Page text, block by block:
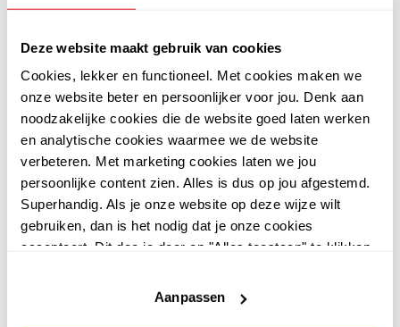
Deze website maakt gebruik van cookies
Cookies, lekker en functioneel. Met cookies maken we
onze website beter en persoonlijker voor jou. Denk aan
noodzakelijke cookies die de website goed laten werken
en analytische cookies waarmee we de website
verbeteren. Met marketing cookies laten we jou
persoonlijke content zien. Alles is dus op jou afgestemd.
Superhandig. Als je onze website op deze wijze wilt
gebruiken, dan is het nodig dat je onze cookies
accepteert. Dit doe je door op "Alles toestaan" te klikken.
website niet optimaal functioneert.
Aanpassen